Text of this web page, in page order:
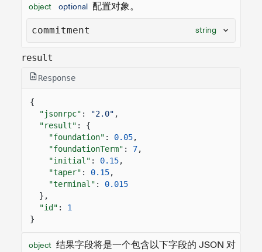
object optional 配置对象。
commitment string
result
Response
{
"jsonrpc" : "2.0" ,
"result" : {
"foundation" : 0.05,
"foundationTerm" : 7,
"initial" : 0.15,
"taper" : 0.15,
"terminal" :
0.015
},
"id" :
1
}
object 结果字段将是一个包含以下字段的 JSON 对